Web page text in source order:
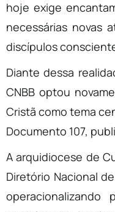
hoje exige
necessárias novas
discípulos
Diante dessa
CNBB optou
Cristã como tema
Documento 107,
A arquidiocese de
Diretório Nacional